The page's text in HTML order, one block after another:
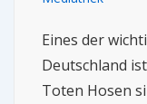
Eines der
Deutschland
Toten Hosen